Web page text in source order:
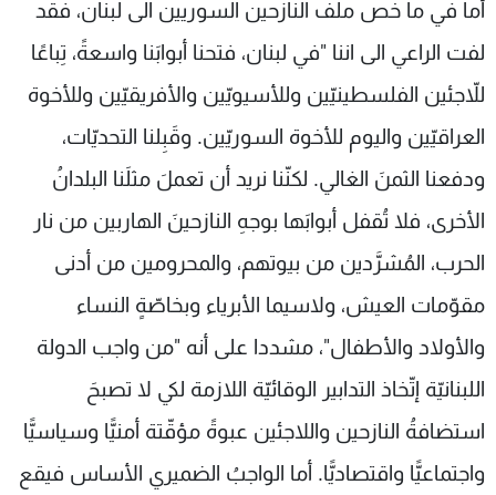
أما في ما خص ملف النازحين السوريين الى لبنان، فقد
لفت الراعي الى اننا "في لبنان، فتحنا أبوابَنا واسعةً، تِباعًا
للاّجئين الفلسطينيّين وللأسيويّين والأفريقيّين وللأخوة
العراقيّين واليوم للأخوة السوريّين. وقَبِلنا التحديّات،
ودفعنا الثمنَ الغالي. لكنّنا نريد أن تعملَ مثلَنا البلدانُ
الأخرى، فلا تُقفل أبوابَها بوجهِ النازحينَ الهاربين من نار
الحرب، المُشرَّدين من بيوتهم، والمحرومين من أدنى
مقوّمات العيش، ولاسيما الأبرياء وبخاصّةٍ النساء
والأولاد والأطفال"، مشددا على أنه "من واجب الدولة
اللبنانيّة إتّخاذ التدابير الوقائيّة اللازمة لكي لا تصبحَ
استضافةُ النازحين واللاجئين عبوةً مؤقّتة أمنيًّا وسياسيًّا
واجتماعيًّا واقتصاديًّا. أما الواجبُ الضميري الأساس فيقع